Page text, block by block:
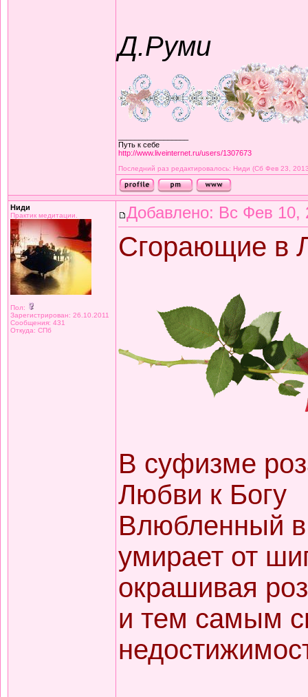
Д.Руми
Путь к себе
http://www.liveinternet.ru/users/1307673
Последний раз редактировалось: Ниди (Сб Фев 23,
Ниди
Практик медитации.
Пол:
Зарегистрирован: 26.10.2011
Сообщения: 431
Откуда: СПб
Добавлено: Вс Фев 10,
Сгорающие в
В суфизме
Любви к Богу
Влюбленный в
умирает от
окрашивая
и тем самым